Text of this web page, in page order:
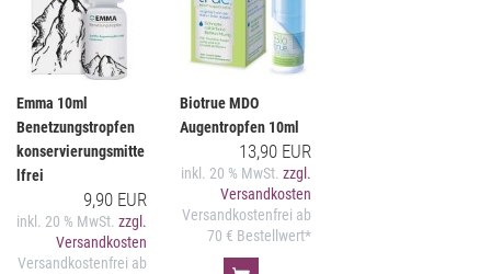
Emma 10ml
Benetzungstropfen
konservierungsmitte
lfrei
9,90 EUR
inkl. 20 % MwSt.zzgl.
Versandkosten
Versandkostenfrei ab
Biotrue MDO
Augentropfen 10ml
13,90 EUR
inkl. 20 % MwSt. zzgl.
Versandkosten
Versandkostenfrei ab
70 € Bestellwert*